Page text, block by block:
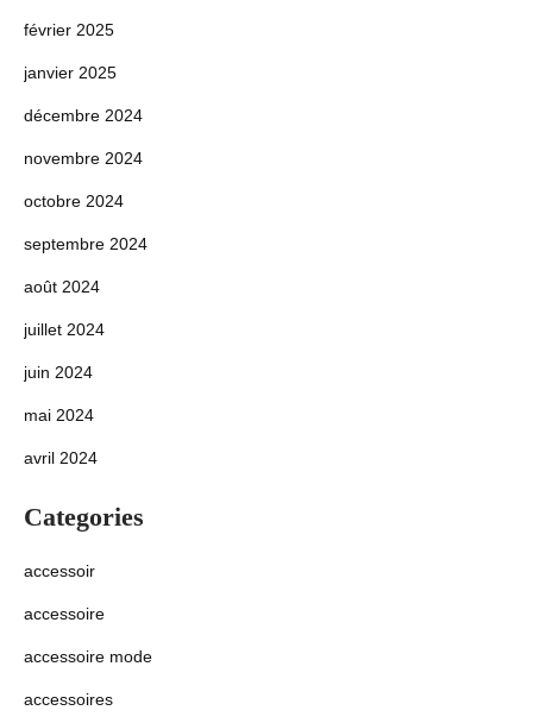
février 2025
janvier 2025
décembre 2024
novembre 2024
octobre 2024
septembre 2024
août 2024
juillet 2024
juin 2024
mai 2024
avril 2024
Categories
accessoir
accessoire
accessoire mode
accessoires